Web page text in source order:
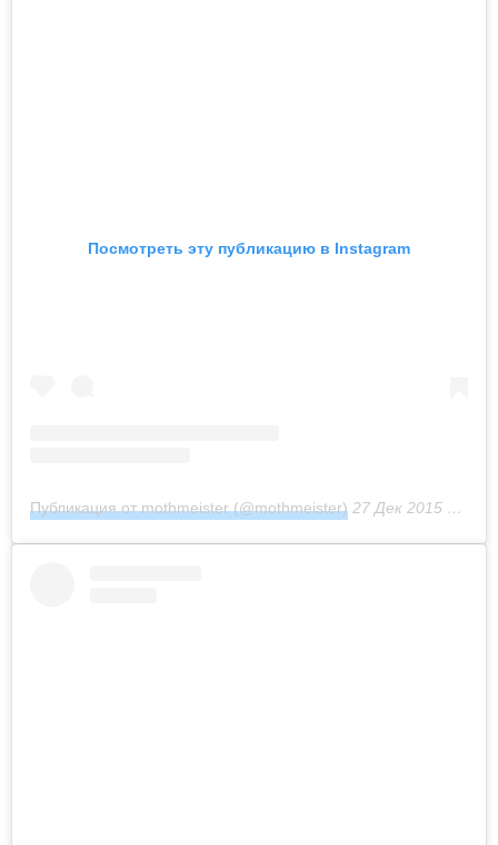
Посмотреть эту публикацию в Instagram
Публикация от mothmeister (@mothmeister) 27 Дек 2015 в 10:53 PST